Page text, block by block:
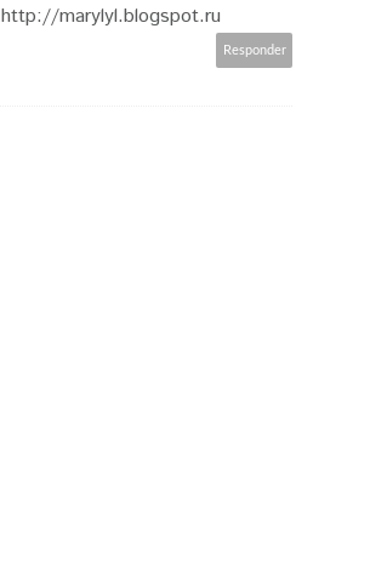
http://marylyl.blogspot.ru
Responder